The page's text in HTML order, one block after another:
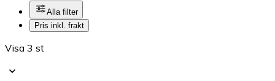
Alla filter
Pris inkl. frakt
Visa 3 st